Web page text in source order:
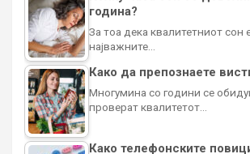
година?
За тоа дека квалитетниот сон
најважните…
Како да препознаете
Многумина со години се
проверат квалитетот…
Како телефонските